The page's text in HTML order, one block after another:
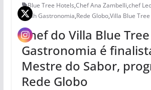
Blue Tree Hotels,Chef Ana Zambelli,chef
Noah Gastronomia,Rede Globo,Villa Blue Tree
Chef do Villa Blue
Gastronomia é
Mestre do Sabor,
Rede Globo